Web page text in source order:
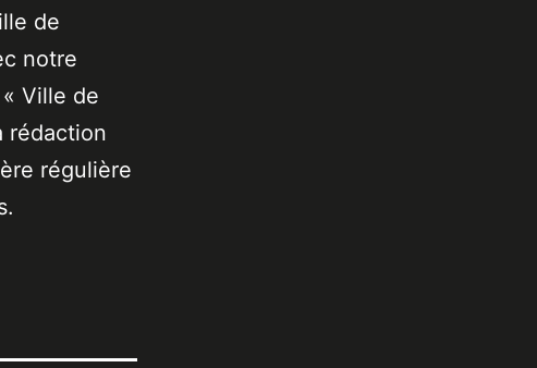
de
notre
Ville de
rédaction
régulière